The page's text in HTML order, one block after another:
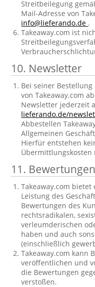
Streitbeilegung
Mail-Adresse von
info@lieferando.de .
Takeaway.com ist
10. Newsletter
Bei seiner
von Takeaway.com
Newsletter jederzeit
lieferando.de/
Abbestellen
Allgemeinen
Hierfür entstehen
Übermittlungskosten
11.
Takeaway.com
Leistung des
Bewertungen des
rechtsradikalen,
verleumderischen
haben und auch
(einschließlich
Takeaway.com kann
veröffentlichen und
die Bewertungen
verstoßen.